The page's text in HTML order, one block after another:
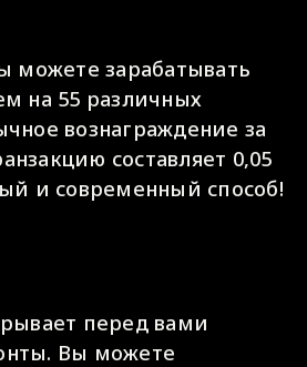
можете зарабатывать
на 55 различных
вознаграждение за
составляет 0,05
и современный способ!
перед вами
Вы можете